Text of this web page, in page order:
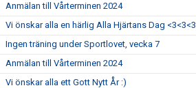
Anmälan till Vårterminen 2024
Vi önskar alla en härlig Alla Hjärtans Dag <3<3<3
Ingen träning under Sportlovet, vecka 7
Anmälan till Vårterminen 2024
Vi önskar alla ett Gott Nytt År :)